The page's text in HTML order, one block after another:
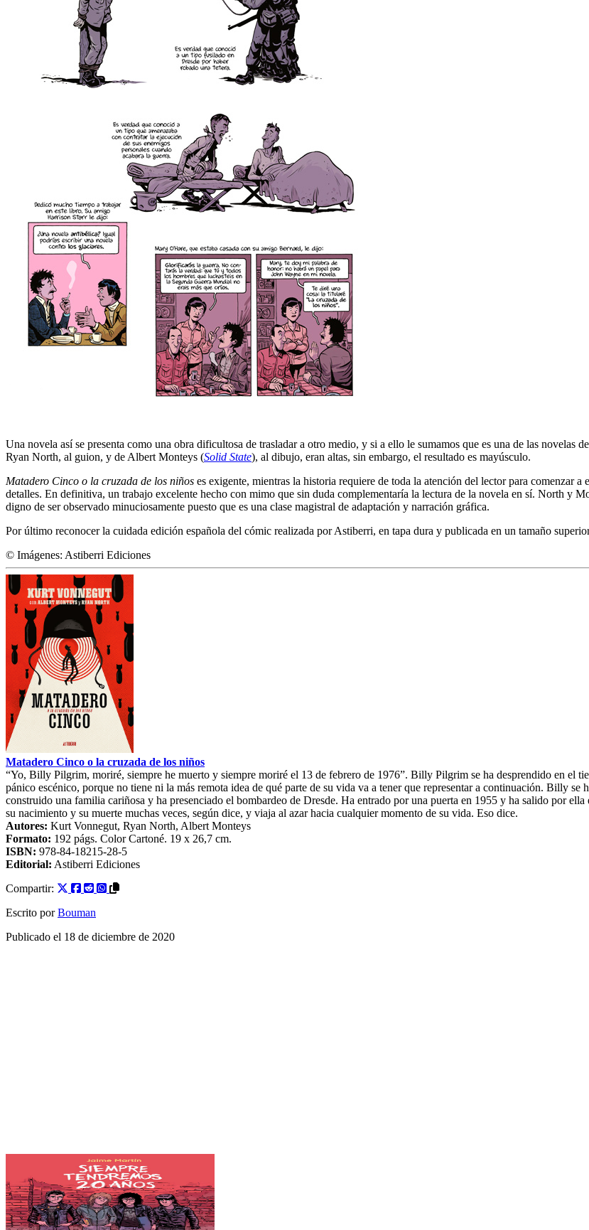
Una novela así se presenta como una obra dificultosa de trasladar a otro medio, y si a ello le sumamos que es una de las novelas
Ryan North, al guion, y de Albert Monteys (Solid State), al dibujo, eran altas, sin embargo, el resultado es mayúsculo.
Matadero Cinco o la cruzada de los niños es exigente, mientras la historia requiere de toda la atención del lector para comenzar
detalles. En definitiva, un trabajo excelente hecho con mimo que sin duda complementaría la lectura de la novela en sí. North y
digno de ser observado minuciosamente puesto que es una clase magistral de adaptación y narración gráfica.
Por último reconocer la cuidada edición española del cómic realizada por Astiberri, en tapa dura y publicada en un tamaño
© Imágenes: Astiberri Ediciones
Matadero Cinco o la cruzada de los niños
“Yo, Billy Pilgrim, moriré, siempre he muerto y siempre moriré el 13 de febrero de 1976”. Billy Pilgrim se ha desprendido en el
pánico escénico, porque no tiene ni la más remota idea de qué parte de su vida va a tener que representar a continuación. Billy
construido una familia cariñosa y ha presenciado el bombardeo de Dresde. Ha entrado por una puerta en 1955 y ha salido por
su nacimiento y su muerte muchas veces, según dice, y viaja al azar hacia cualquier momento de su vida. Eso dice.
Autores: Kurt Vonnegut, Ryan North, Albert Monteys
Formato: 192 págs. ColorCartoné. 19 x 26,7 cm.
ISBN: 978-84-18215-28-5
Editorial: Astiberri Ediciones
Compartir:
Escrito por Bouman
Publicado el 18 de diciembre de 2020